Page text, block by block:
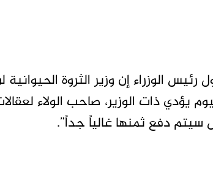
الوزراء إن وزير الثروة
يؤدي ذات الوزير، صاحب الولاء
سيتم دفع ثمنها غالياً جداً”.